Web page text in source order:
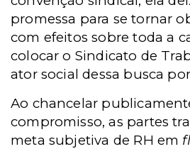
promessa para se tornar
com efeitos sobre toda a
colocar o Sindicato de
ator social dessa busca
Ao chancelar
compromisso, as partes
meta subjetiva de RH em